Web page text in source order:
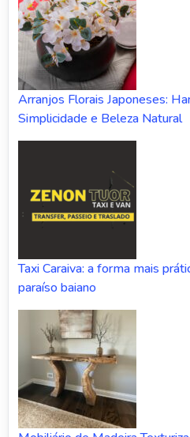
Arranjos Florais Japoneses:
Simplicidade e Beleza Natural
Taxi Caraiva: a forma mais
paraíso baiano